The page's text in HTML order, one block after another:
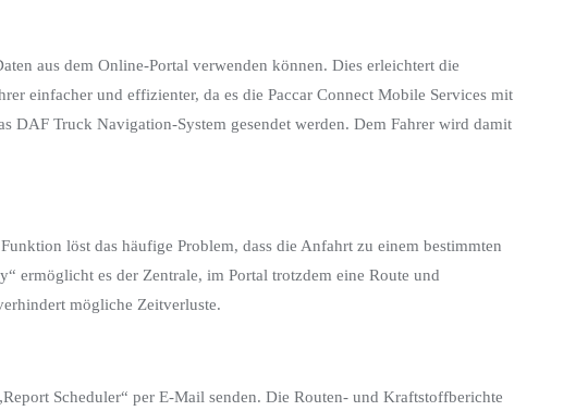
aus dem Online-Portal verwenden können. Dies erleichtert die
einfacher und effizienter, da es die Paccar Connect Mobile Services mit
DAF Truck Navigation-System gesendet werden. Dem Fahrer wird damit
löst das häufige Problem, dass die Anfahrt zu einem bestimmten
ermöglicht es der Zentrale, im Portal trotzdem eine Route und
mögliche Zeitverluste.
Scheduler“ per E-Mail senden. Die Routen- und Kraftstoffberichte